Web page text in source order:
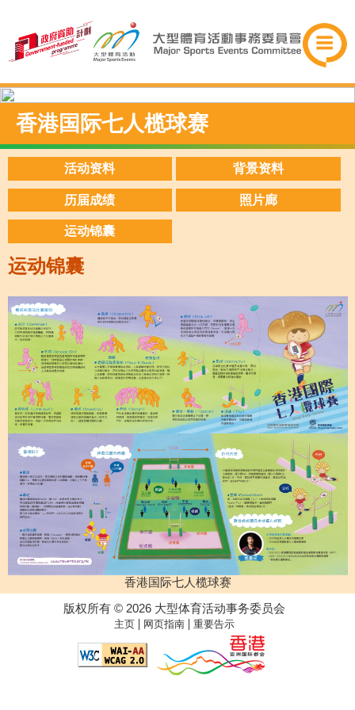
香港国际七人榄球赛
活动资料 背景资料
历届成绩 照片廊
运动锦囊
运动锦囊
香港国际七人榄球赛
版权所有 © 2026 大型体育活动事务委员会
主页| 网页指南| 重要告示